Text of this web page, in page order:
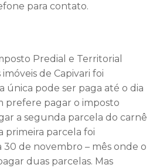
para contato.
Predial e Territorial
de Capivari foi
única pode ser paga até o dia
prefere pagar o imposto
a segunda parcela do carnê
primeira parcela foi
30 de novembro – mês onde o
duas parcelas. Mas